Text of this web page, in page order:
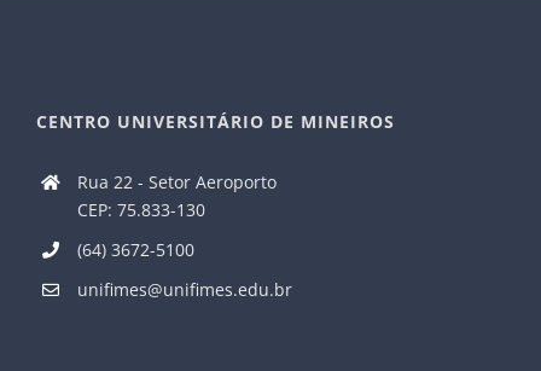
CENTRO UNIVERSITÁRIO DE MINEIROS
Rua 22 - Setor Aeroporto
CEP: 75.833-130
(64) 3672-5100
unifimes@unifimes.edu.br